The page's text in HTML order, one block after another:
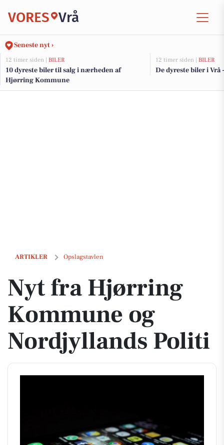
VORES Vrå
Seneste nyt ›
12 timer siden | BILER
10 dyreste biler til salg i nærheden af
Hjørring Kommune
12 timer siden | BILER
De dyreste biler i
ARTIKLER Opslagstavlen
Nyt fra Hjørring Kommune og Nordjyllands Politi
Nyt fra Hjørring
Kommune og
Nordjyllands Politi